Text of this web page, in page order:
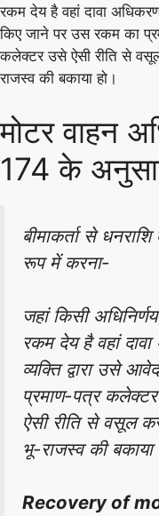
रकम देय है वहां दावा
किए जाने पर उस रकम का
कलेक्टर उसे ऐसी रीति से
राजस्व की बकाया हो।
मोटर वाहन
174 के
बीमाकर्ता से
रूप में करना-
जहां किसी
रकम देय है वहां
व्यक्ति द्वारा उसे
प्रमाण-पत्र
ऐसी रीति से वसूल
भू-राजस्व की बकाया
Recovery of